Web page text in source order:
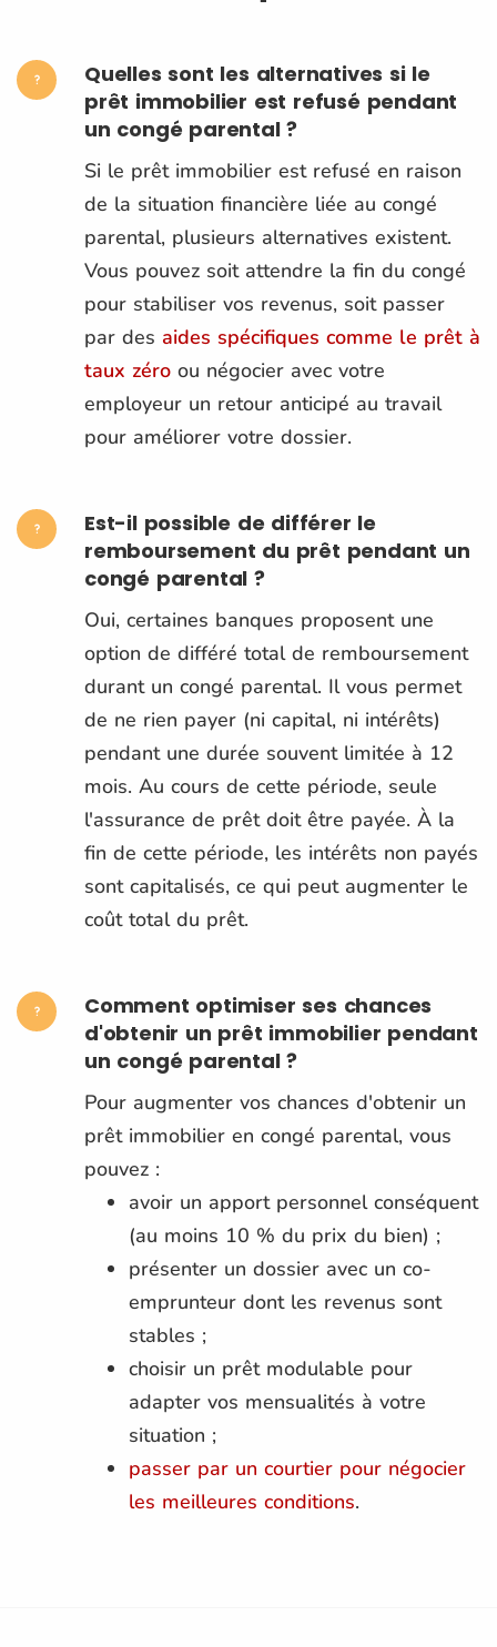
Quelles sont les alternatives si le
prêt immobilier est refusé pendant
un congé parental ?
Si le prêt immobilier est refusé en raison
de la situation financière liée au congé
parental, plusieurs alternatives existent.
Vous pouvez soit attendre la fin du congé
pour stabiliser vos revenus, soit passer
par des aides spécifiques comme le prêt à
taux zéro ou négocier avec votre
employeur un retour anticipé au travail
pour améliorer votre dossier​.
Est-il possible de différer le
remboursement du prêt pendant un
congé parental ?
Oui, certaines banques proposent une
option de différé total de remboursement
durant un congé parental. Il vous permet
de ne rien payer (ni capital, ni intérêts)
pendant une durée souvent limitée à 12
mois. Au cours de cette période, seule
l'assurance de prêt doit être payée. À la
fin de cette période, les intérêts non payés
sont capitalisés, ce qui peut augmenter le
coût total du prêt​.
Comment optimiser ses chances
d'obtenir un prêt immobilier pendant
un congé parental ?
Pour augmenter vos chances d'obtenir un
prêt immobilier en congé parental, vous
pouvez :
avoir un apport personnel conséquent
(au moins 10 % du prix du bien) ;
présenter un dossier avec un co-
emprunteur dont les revenus sont
stables ;
choisir un prêt modulable pour
adapter vos mensualités à votre
situation ;
passer par un courtier pour négocier
les meilleures conditions​.